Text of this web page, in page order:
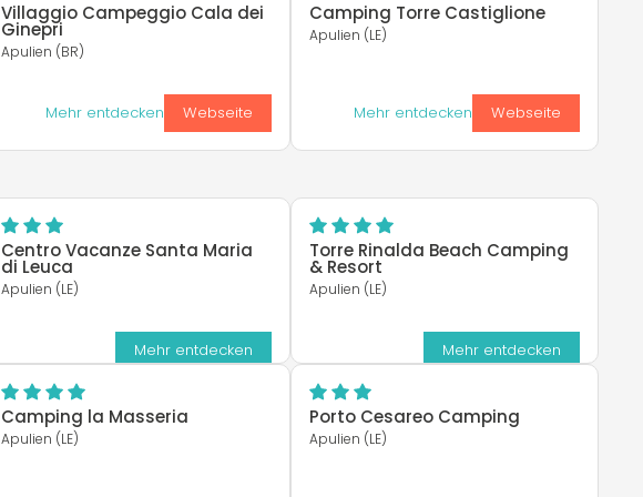
Villaggio Campeggio Cala dei
Ginepri
Apulien (BR)
Mehr entdecken Webseite
Camping Torre Castiglione
Apulien (LE)
Mehr entdecken Webseite
Centro Vacanze Santa Maria
di Leuca
Apulien (LE)
Mehr entdecken
Torre Rinalda Beach Camping
& Resort
Apulien (LE)
Mehr entdecken
Camping la Masseria
Apulien (LE)
Porto Cesareo Camping
Apulien (LE)